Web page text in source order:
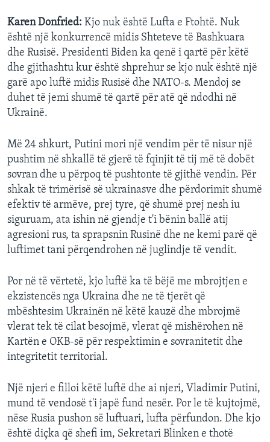
Karen Donfried: Kjo nuk është Lufta e Ftohtë. Nuk
është një konkurrencë midis Shteteve të Bashkuara
dhe Rusisë. Presidenti Biden ka qenë i qartë për këtë
dhe gjithashtu kur është shprehur se kjo nuk është një
garë apo luftë midis Rusisë dhe NATO-s. Mendoj se
duhet të jemi shumë të qartë për atë që ndodhi në
Ukrainë.
Më 24 shkurt, Putini mori një vendim për të nisur një
pushtim në shkallë të gjerë të fqinjit të tij më të dobët
sovran dhe u përpoq të pushtonte të gjithë vendin. Për
shkak të trimërisë së ukrainasve dhe përdorimit shumë
efektiv të armëve, prej tyre, që shumë prej nesh iu
siguruam, ata ishin në gjendje t'i bënin ballë atij
agresioni rus, ta sprapsnin Rusinë dhe ne kemi parë që
luftimet tani përqendrohen në juglindje të vendit.
Por në të vërtetë, kjo luftë ka të bëjë me mbrojtjen e
ekzistencës nga Ukraina dhe ne të tjerët që
mbështesim Ukrainën në këtë kauzë dhe mbrojmë
vlerat tek të cilat besojmë, vlerat që mishërohen në
Kartën e OKB-së për respektimin e sovranitetit dhe
integritetit territorial.
Një njeri e filloi këtë luftë dhe ai njeri, Vladimir Putini,
mund të vendosë t'i japë fund nesër. Por le të kujtojmë,
nëse Rusia pushon së luftuari, lufta përfundon. Dhe kjo
është diçka që shefi im, Sekretari Blinken e thotë